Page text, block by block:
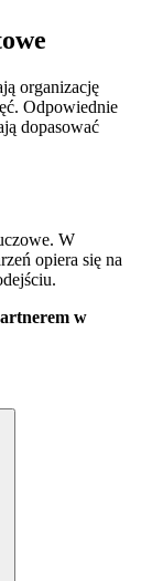
organizację
Odpowiednie
dopasować
W
opiera się na
w